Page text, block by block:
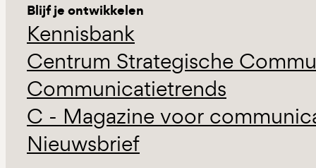
Blijf je ontwikkelen
Kennisbank
Centrum Strategische
Communicatietrends
C - Magazine voor
Nieuwsbrief